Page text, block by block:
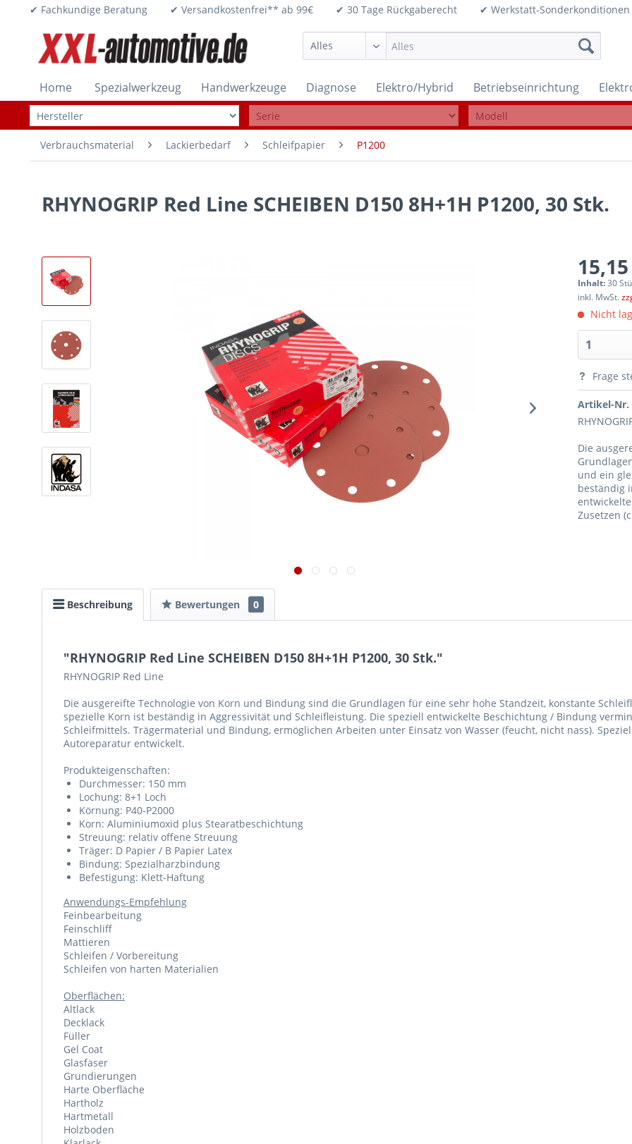
✔ Fachkundige Beratung ✔ Versandkostenfrei** ab 99€ ✔ 30 Tage Rückgaberecht ✔ Werkstatt-
Home Spezialwerkzeug Handwerkzeuge Diagnose Elektro/Hybrid Betriebseinrichtung
Verbrauchsmaterial Lackierbedarf Schleifpapier P1200
RHYNOGRIP Red Line SCHEIBEN D150 8H+1H P1200, 30 Stk.
Inhalt:30
inkl. MwSt.
Nicht
Frage
Artikel-Nr.
Die
und ein
beständig
Zusetzen
Beschreibung Bewertungen 0
"RHYNOGRIP Red Line SCHEIBEN D150 8H+1H P1200, 30 Stk."
RHYNOGRIP Red Line
Die ausgereifte Technologie von Korn und Bindung sind die Grundlagen für eine sehr hohe Standzeit, konstante
spezielle Korn ist beständig in Aggressivität und Schleifleistung. Die speziell entwickelte Beschichtung / Bindung
Schleifmittels. Trägermaterial und Bindung, ermöglichen Arbeiten unter Einsatz von Wasser (feucht, nicht nass).
Autoreparatur entwickelt.
Produkteigenschaften:
Durchmesser: 150 mm
Lochung: 8+1 Loch
Körnung: P40-P2000
Korn: Aluminiumoxid plus Stearatbeschichtung
Streuung: relativ offene Streuung
Träger: D Papier / B Papier Latex
Bindung: Spezialharzbindung
Befestigung: Klett-Haftung
Anwendungs-Empfehlung
Feinbearbeitung
Feinschliff
Mattieren
Schleifen / Vorbereitung
Schleifen von harten Materialien
Oberflächen:
Altlack
Decklack
Füller
Gel Coat
Glasfaser
Grundierungen
Harte Oberfläche
Hartholz
Hartmetall
Holzboden